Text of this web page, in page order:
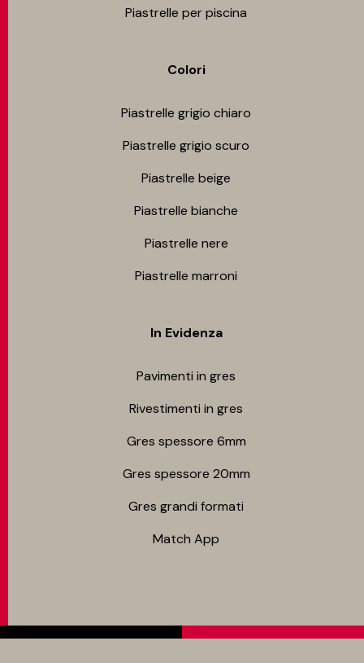
Piastrelle per piscina
Colori
Piastrelle grigio chiaro
Piastrelle grigio scuro
Piastrelle beige
Piastrelle bianche
Piastrelle nere
Piastrelle marroni
In Evidenza
Pavimenti in gres
Rivestimenti in gres
Gres spessore 6mm
Gres spessore 20mm
Gres grandi formati
Match App